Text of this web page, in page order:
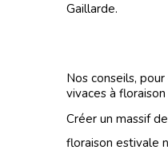
Gaillarde.
Nos conseils,
vivaces à
Créer un massif
floraison estivale